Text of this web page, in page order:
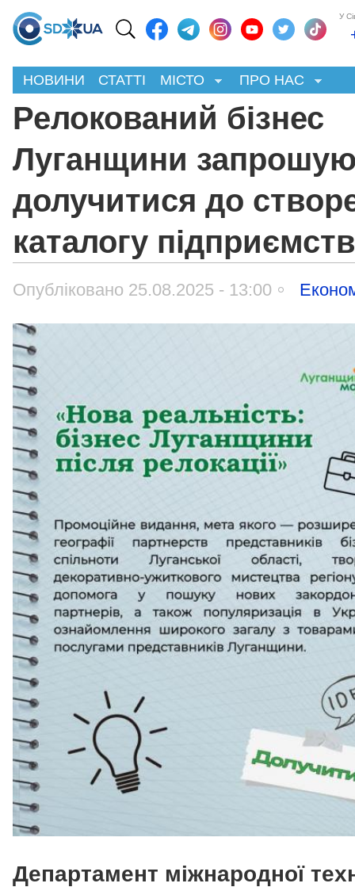
У
НОВИНИ СТАТТІ МІСТО ПРО НАС
Релокований бізнес
Луганщини
долучитися до
каталогу підприємств
Опубліковано 25.08.2025 - 13:00
Департамент міжнародної